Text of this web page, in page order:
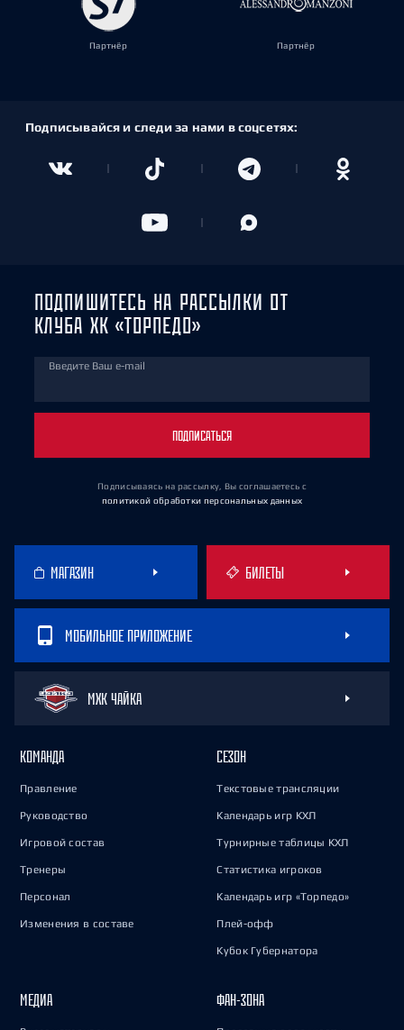
Партнёр Партнёр
Подписывайся и следи за нами в соцсетях:
ПОДПИШИТЕСЬ НА РАССЫЛКИ ОТ
КЛУБА ХК «ТОРПЕДО»
Введите Ваш e-mail
ПОДПИСАТЬСЯ
Подписываясь на рассылку, Вы соглашаетесь с
политикой обработки персональных данных
МАГАЗИН БИЛЕТЫ
МОБИЛЬНОЕ ПРИЛОЖЕНИЕ
МХК ЧАЙКА
КОМАНДА
Правление
Руководство
Игровой состав
Тренеры
Персонал
Изменения в составе
СЕЗОН
Текстовые трансляции
Календарь игр КХЛ
Турнирные таблицы КХЛ
Статистика игроков
Календарь игр «Торпедо»
Плей-офф
Кубок Губернатора
МЕДИА ФАН-ЗОНА